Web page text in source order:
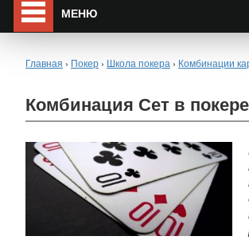
МЕНЮ
Главная › Покер › Школа покера › Комбинации
Комбинация Сет в покере